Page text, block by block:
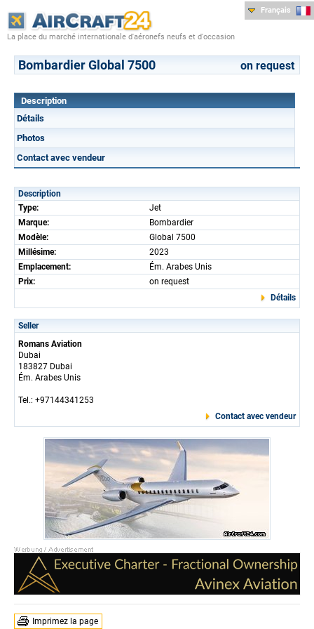
La place du marché internationale d'aéronefs neufs et d'occasion
Français
Bombardier Global 7500 on request
Description
Détails
Photos
Contact avec vendeur
Description
Type:
Jet
Marque:
Bombardier
Modèle:
Global 7500
Millésime:
2023
Emplacement:
Ém. Arabes Unis
Prix:
on request
Détails
Seller
Romans Aviation
Dubai
183827 Dubai
Ém. Arabes Unis
Tel.: +97144341253
Contact avec vendeur
Imprimez la page